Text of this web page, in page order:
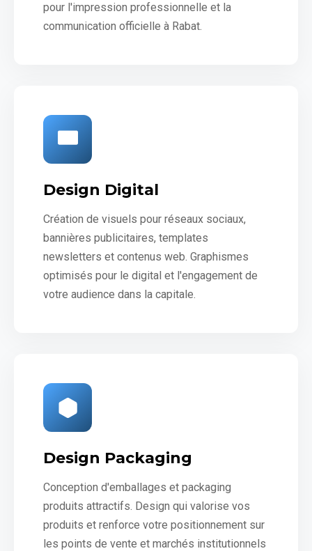
pour l'impression professionnelle et la
communication officielle à Rabat.
Design Digital
Création de visuels pour réseaux sociaux,
bannières publicitaires, templates
newsletters et contenus web. Graphismes
optimisés pour le digital et l'engagement de
votre audience dans la capitale.
Design Packaging
Conception d'emballages et packaging
produits attractifs. Design qui valorise vos
produits et renforce votre positionnement sur
les points de vente et marchés institutionnels